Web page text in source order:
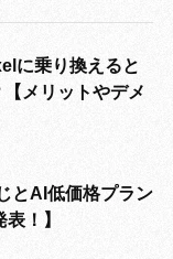
に乗り換えると
メリットやデメ
とAI低価格プラン
！】